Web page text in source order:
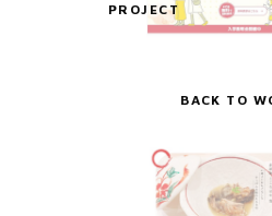
PROJECT
BACK TO